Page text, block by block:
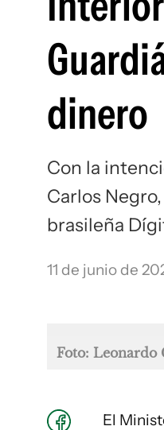
dinero
Con la
Carlos
brasileña
11 de junio de
Foto: Leonardo
El